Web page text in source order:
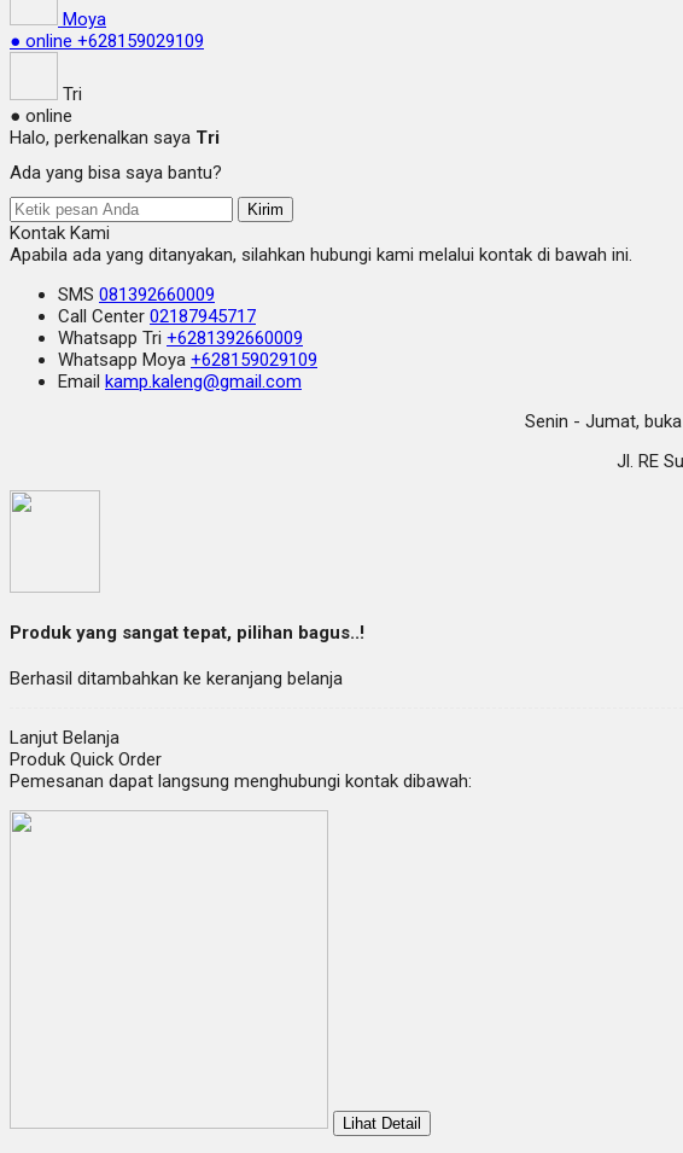
Moya
● online +628159029109
Tri
● online
Halo, perkenalkan saya Tri
Ada yang bisa saya bantu?
Kirim
Kontak Kami
Apabila ada yang ditanyakan, silahkan hubungi kami melalui kontak di bawah ini.
SMS 081392660009
Call Center 02187945717
Whatsapp Tri +6281392660009
Whatsapp Moya +628159029109
Email kamp.kaleng@gmail.com
Senin - Jumat,
Jl. RE
Produk yang sangat tepat, pilihan bagus..!
Berhasil ditambahkan ke keranjang belanja
Lanjut Belanja
Produk Quick Order
Pemesanan dapat langsung menghubungi kontak dibawah:
Lihat Detail